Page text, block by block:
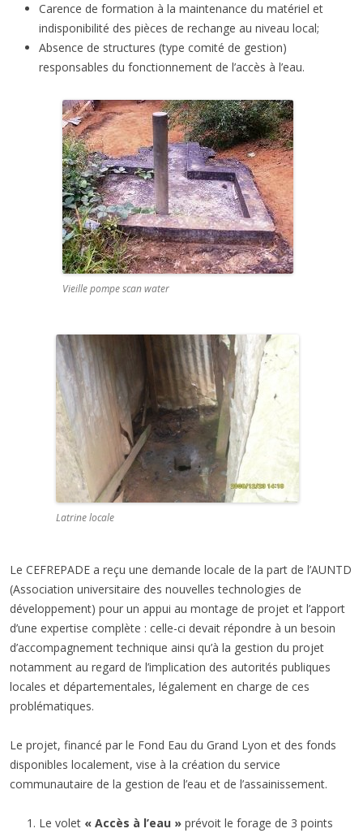
Carence de formation à la maintenance du matériel et
indisponibilité des pièces de rechange au niveau local;
Absence de structures (type comité de gestion)
responsables du fonctionnement de l’accès à l’eau.
Vieille pompe scan water
Latrine locale
Le CEFREPADE a reçu une demande locale de la part de l’AUNTD
(Association universitaire des nouvelles technologies de
développement) pour un appui au montage de projet et l’apport
d’une expertise complète : celle-ci devait répondre à un besoin
d’accompagnement technique ainsi qu’à la gestion du projet
notamment au regard de l’implication des autorités publiques
locales et départementales, légalement en charge de ces
problématiques.
Le projet, financé par le Fond Eau du Grand Lyon et des fonds
disponibles localement, vise à la création du service
communautaire de la gestion de l’eau et de l’assainissement.
Le volet « Accès à l’eau » prévoit le forage de 3 points